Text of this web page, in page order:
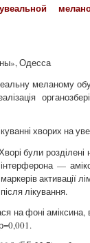
Одесса
меланому
хворих на
були
—
лікування.
на фоні аміксина,